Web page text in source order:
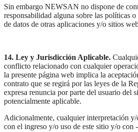
Sin embargo NEWSAN no dispone de
responsabilidad alguna sobre las políticas
de datos de otras aplicaciones y/o sitios
14. Ley y Jurisdicción Aplicable.
conflicto relacionado con cualquier
la presente página web implica la
contrato que se regirá por las leyes de la
expresa renuncia por parte del usuario del
potencialmente aplicable.
Adicionalmente, cualquier interpretación
con el ingreso y/o uso de este sitio y/o con